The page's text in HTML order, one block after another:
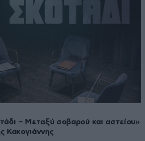
– Μεταξύ σοβαρού και αστείου»
Κακογιάννης